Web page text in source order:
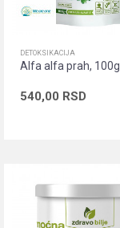
DETOKSIKACIJA
Alfa alfa prah, 100g
540,00 RSD